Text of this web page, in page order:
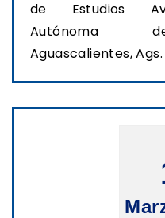
de Estudios
Autónoma
Aguascalientes, Ags.